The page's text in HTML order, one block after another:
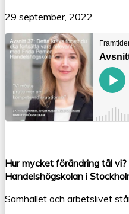
29 september, 2022
Hur mycket förändring tål
Handelshögskolan i
Samhället och arbetslivet